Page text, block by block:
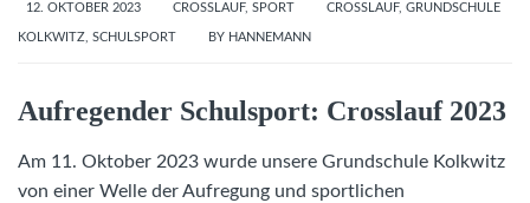
12. OKTOBER 2023 CROSSLAUF, SPORT CROSSLAUF, GRUNDSCHULE
KOLKWITZ SCHULSPORT BY HANNEMANN
Aufregender Schulsport: Crosslauf 2023
Am 11. Oktober 2023 wurde unsere Grundschule Kolkwitz
von einer Welle der Aufregung und sportlichen